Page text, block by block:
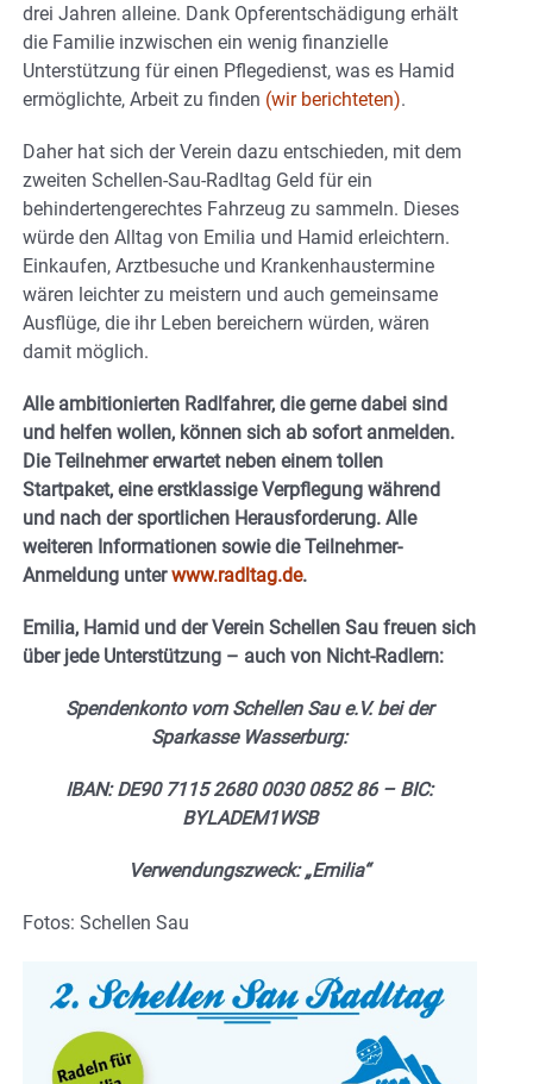
drei Jahren alleine. Dank Opferentschädigung erhält
die Familie inzwischen ein wenig finanzielle
Unterstützung für einen Pflegedienst, was es Hamid
ermöglichte, Arbeit zu finden (wir berichteten).
Daher hat sich der Verein dazu entschieden, mit dem
zweiten Schellen-Sau-Radltag Geld für ein
behindertengerechtes Fahrzeug zu sammeln. Dieses
würde den Alltag von Emilia und Hamid erleichtern.
Einkaufen, Arztbesuche und Krankenhaustermine
wären leichter zu meistern und auch gemeinsame
Ausflüge, die ihr Leben bereichern würden, wären
damit möglich.
Alle ambitionierten Radlfahrer, die gerne dabei sind
und helfen wollen, können sich ab sofort anmelden.
Die Teilnehmer erwartet neben einem tollen
Startpaket, eine erstklassige Verpflegung während
und nach der sportlichen Herausforderung. Alle
weiteren Informationen sowie die Teilnehmer-
Anmeldung unterwww.radltag.de.
Emilia, Hamid und der Verein Schellen Sau freuen sich
über jede Unterstützung – auch von Nicht-Radlern:
Spendenkonto vom Schellen Sau e.V. bei der
Sparkasse Wasserburg:
IBAN: DE90 7115 2680 0030 0852 86 – BIC:
BYLADEM1WSB
Verwendungszweck: „Emilia“
Fotos: Schellen Sau